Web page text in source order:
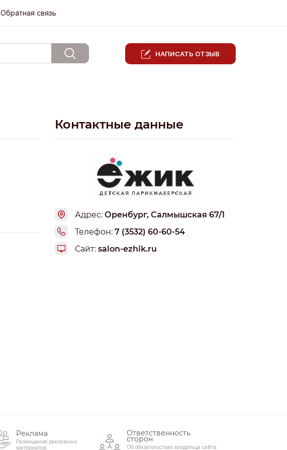
Обратная связь
НАПИСАТЬ ОТЗЫВ
Контактные данные
Адрес: Оренбург, Салмышская 67/1
Телефон: 7 (3532) 60-60-54
Сайт: salon-ezhik.ru
Реклама
Размещение рекламных
материалов
Ответственность
сторон
Об обязательствах владельца сайта